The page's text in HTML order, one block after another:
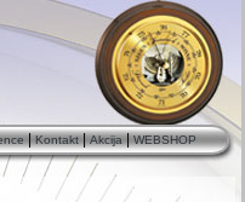
|Kontakt|Akcija|WEBSHOP